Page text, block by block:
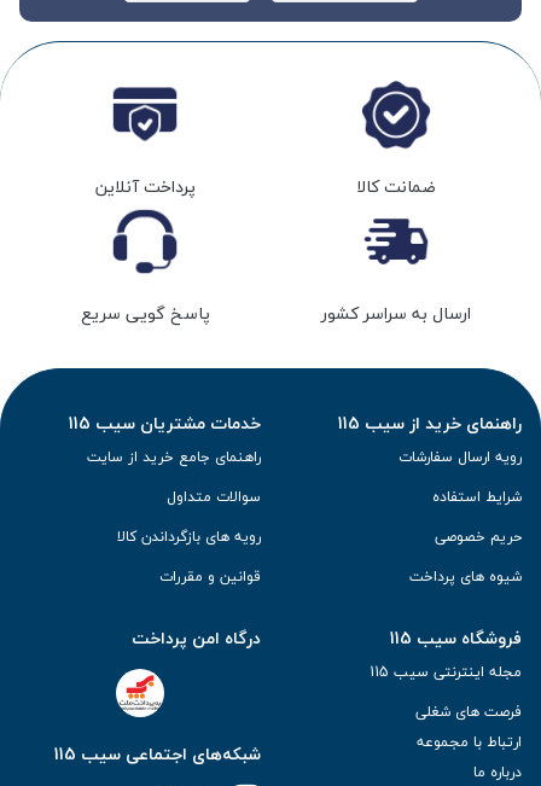
ضمانت کالا پرداخت آنلاین
ارسال به سراسر کشور پاسخ گویی سریع
راهنمای خرید از سیب 115
رویه ارسال سفارشات
شرایط استفاده
حریم خصوصی
شیوه های پرداخت
خدمات مشتریان سیب 115
راهنمای جامع خرید از سایت
سوالات متداول
رویه های بازگرداندن کالا
قوانین و مقررات
فروشگاه سیب 115
مجله اینترنتی سیب 115
فرصت های شغلی
ارتباط با مجموعه
درباره ما
درگاه امن پرداخت
شبکه‌های اجتماعی سیب 115